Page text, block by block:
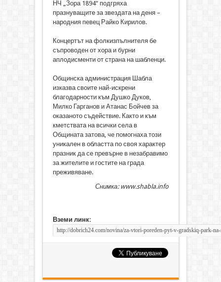
НЧ „Зора 1894“ подгряха
празнуващите за звездата на деня –
народния певец Райко Кирилов.
Концертът на фолкизпълнителя бе
съпроводен от хора и бурни
аплодисменти от страна на шабленци.
Общинска администрация Шабла
изказва своите най-искрени
благодарности към Душко Дуков,
Милко Гарганов и Атанас Бойчев за
оказаното съдействие. Както и към
кметствата на всички села в
Общината затова, че помогнаха този
уникален в областта по своя характер
празник да се превърне в незабравимо
за жителите и гостите на града
преживяване.
Снимка: www.shabla.info
Вземи линк: